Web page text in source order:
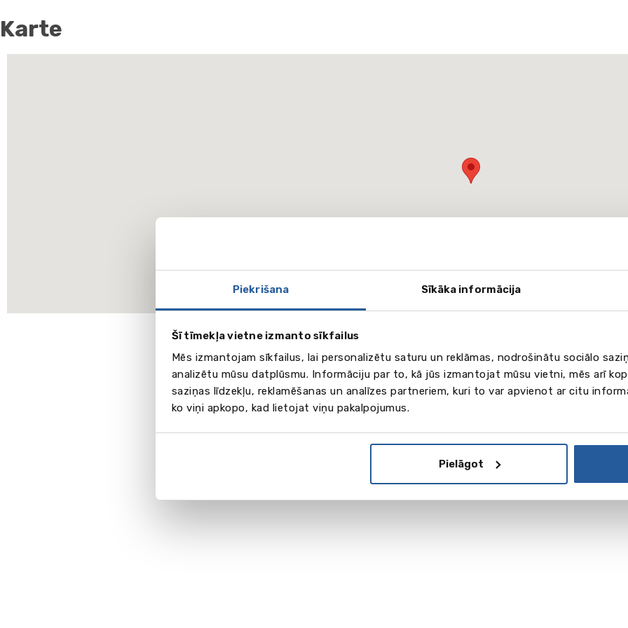
Piekrišana Sīkāka informācija
Šī tīmekļa vietne izmanto sīkfailus
Mēs izmantojam sīkfailus, lai personalizētu saturu un reklāmas, nodrošinātu sociālo
analizētu mūsu datplūsmu. Informāciju par to, kā jūs izmantojat mūsu vietni, mēs arī
saziņas līdzekļu, reklamēšanas un analīzes partneriem, kuri to var apvienot ar citu
ko viņi apkopo, kad lietojat viņu pakalpojumus.
Pielāgot
Karte